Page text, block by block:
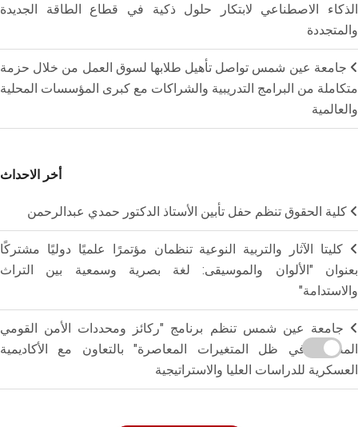
الذكاء الاصطناعي لابتكار حلول ذكية في قطاع الطاقة الجديدة
والمتجددة
جامعة عين شمس تواصل تأهيل طلابها لسوق العمل من خلال حزمة
متكاملة من البرامج التدريبية والشراكات مع كبرى المؤسسات المحلية
والعالمية
أخر الاحداث
كلية الحقوق تنظم حفل تأبين الأستاذ الدكتور حمدي عبدالرحمن
كليتا الآثار والتربية النوعية تنظمان مؤتمرًا علميًا دوليًا مشتركًا
بعنوان "الألوان والموسيقى: لغة بصرية وسمعية بين التراث
والاستدامة"
جامعة عين شمس تنظم برنامج "ركائز ومحددات الأمن القومي
المصري في ظل المتغيرات المعاصرة" بالتعاون مع الأكاديمية
العسكرية للدراسات العليا والاستراتيجية